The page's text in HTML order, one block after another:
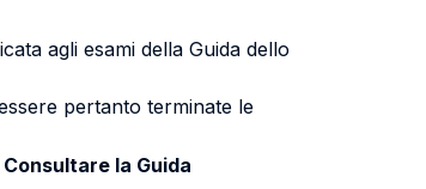
agli esami della Guida dello
pertanto terminate le
la Guida